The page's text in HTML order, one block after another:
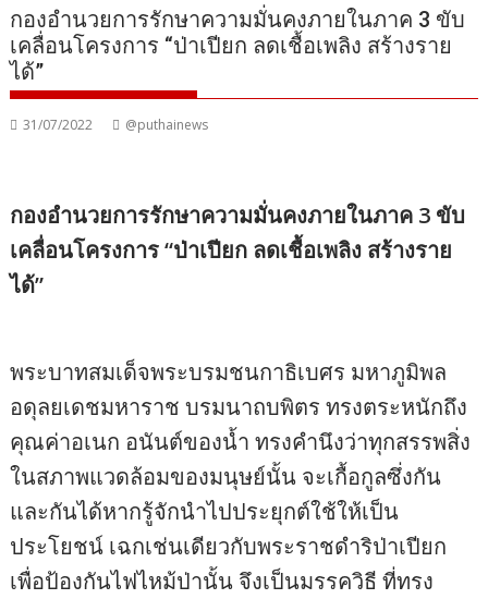
กองอำนวยการรักษาความมั่นคงภายในภาค 3 ขับ
เคลื่อนโครงการ “ป่าเปียก ลดเชื้อเพลิง สร้างราย
ได้”
31/07/2022 @puthainews
กองอำนวยการรักษาความมั่นคงภายในภาค 3 ขับ
เคลื่อนโครงการ “ป่าเปียก ลดเชื้อเพลิง สร้างราย
ได้”
พระบาทสมเด็จพระบรมชนกาธิเบศร มหาภูมิพล
อดุลยเดชมหาราช บรมนาถบพิตร ทรงตระหนักถึง
คุณค่าอเนก อนันต์ของน้ำ ทรงคํานึงว่าทุกสรรพสิ่ง
ในสภาพแวดล้อมของมนุษย์นั้น จะเกื้อกูลซึ่งกัน
และกันได้หากรู้จักนําไปประยุกต์ใช้ให้เป็น
ประโยชน์ เฉกเช่นเดียวกับพระราชดําริป่าเปียก
เพื่อป้องกันไฟไหม้ป่านั้น จึงเป็นมรรควิธี ที่ทรง